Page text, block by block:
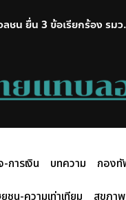
ชน ยื่น 3 ข้อเรียกร้อง รมว.
น! นายกฯ สั่ง มท.2 ลงพื้นที่
การเงิน บทความ กองทั
ชน-ความเท่าเทียม สุขภา